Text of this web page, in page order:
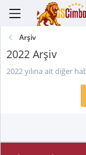
Arşiv
2022 Arşiv
2022 yılına ait diğer